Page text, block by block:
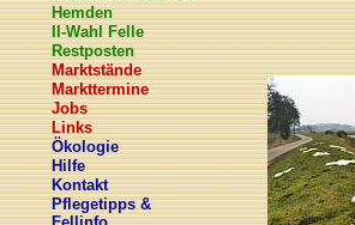
Hemden
II-Wahl Felle
Restposten
Marktstände
Markttermine
Jobs
Links
Ökologie
Hilfe
Kontakt
Pflegetipps &